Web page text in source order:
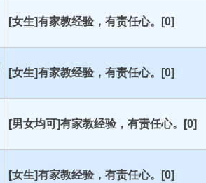
[女生]有家教经验，有责任心。[0]
[女生]有家教经验，有责任心。[0]
[男女均可]有家教经验，有责任心。[0]
[女生]有家教经验，有责任心。[0]